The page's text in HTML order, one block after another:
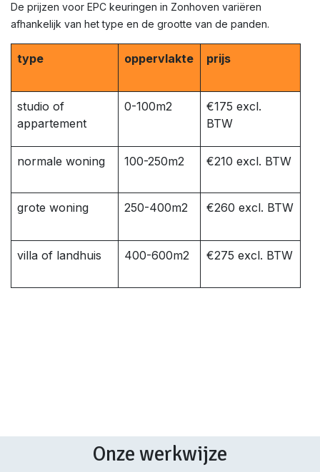
De prijzen voor EPC keuringen in Zonhoven variëren
afhankelijk van het type en de grootte van de panden.
type oppervlakte prijs
studio of
appartement
0-100m2
€175 excl.
BTW
normale woning 100-250m2 €210 excl. BTW
grote woning 250-400m2 €260 excl. BTW
villa of landhuis 400-600m2 €275 excl. BTW
Onze werkwijze